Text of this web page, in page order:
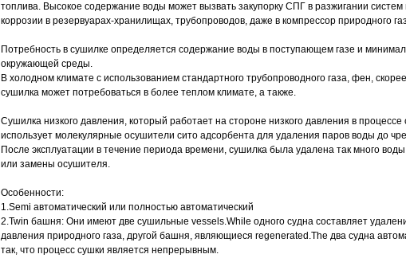
топлива. Высокое содержание воды может вызвать закупорку СПГ в разжигании систем
коррозии в резервуарах-хранилищах, трубопроводов, даже в компрессор природного
Потребность в сушилке определяется содержание воды в поступающем газе и
окружающей среды.
В холодном климате с использованием стандартного трубопроводного газа, фен,
сушилка может потребоваться в более теплом климате, а также.
Сушилка низкого давления, который работает на стороне низкого давления в процессе
использует молекулярные осушители сито адсорбента для удаления паров воды до
После эксплуатации в течение периода времени, сушилка была удалена так много
или замены осушителя.
Особенности:
1.Semi автоматический или полностью автоматический
2.Twin башня: Они имеют две сушильные vessels.While одного судна составляет
давления природного газа, другой башня, являющиеся regenerated.The два судна
так, что процесс сушки является непрерывным.